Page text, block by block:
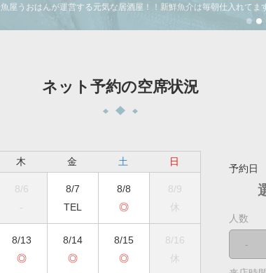
魚屋うおはんが運営する元気な居酒屋！！新鮮魚介は毎朝仕入れてま
ネット予約の空席状況
木 金 土 日
8/6
-
8/7
TEL
8/8
◎
8/9
休
8/13
◎
8/14
◎
8/15
◎
8/16
休
予約日
人数
-